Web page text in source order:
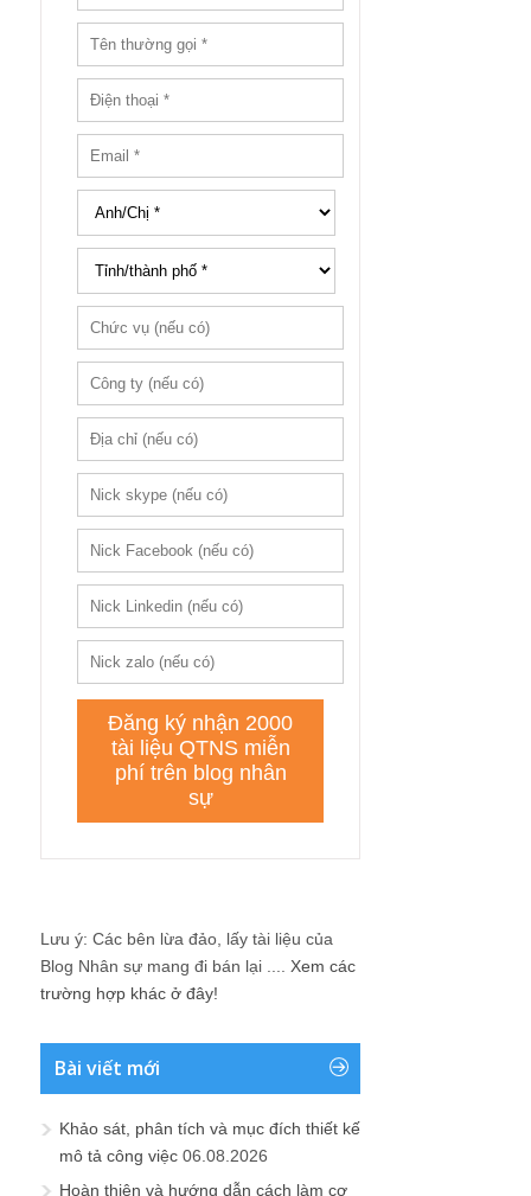
Lưu ý: Các bên lừa đảo, lấy tài liệu của
Blog Nhân sự mang đi bán lại .... Xem các
trường hợp khác ở đây!
Bài viết mới
Khảo sát, phân tích và mục đích thiết kế
mô tả công việc 06.08.2026
Hoàn thiện và hướng dẫn cách làm cơ